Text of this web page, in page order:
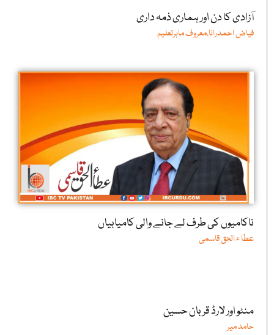
آزادی کا دن اور ہماری ذمہ داری
فیاض احمدرانا،معروف ماہرتعلیم
ناکامیوں کی طرف لے جانے والی کامیابیاں
عطا ء الحق قاسمی
منٹو اور لارڈ قربان حسین
حامد میر